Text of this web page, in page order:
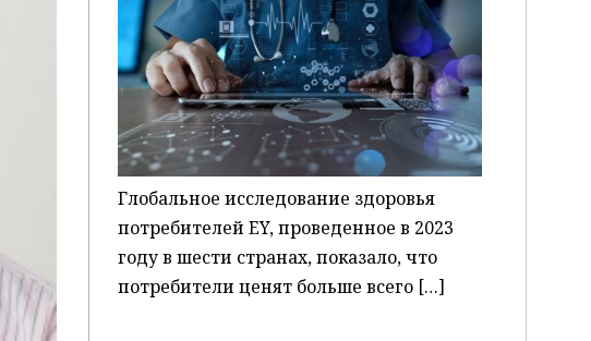
P
Глобальное исследование здоровья
потребителей EY, проведенное в 2023
году в шести странах, показало, что
потребители ценят больше всего […]